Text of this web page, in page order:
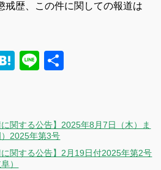
戒歴、この件に関しての報道は
Facebook
Hatena
Line
に関する公告】2025年8月7日（木）ま
2025年第3号
に関する公告】2月19日付2025年第2号
）